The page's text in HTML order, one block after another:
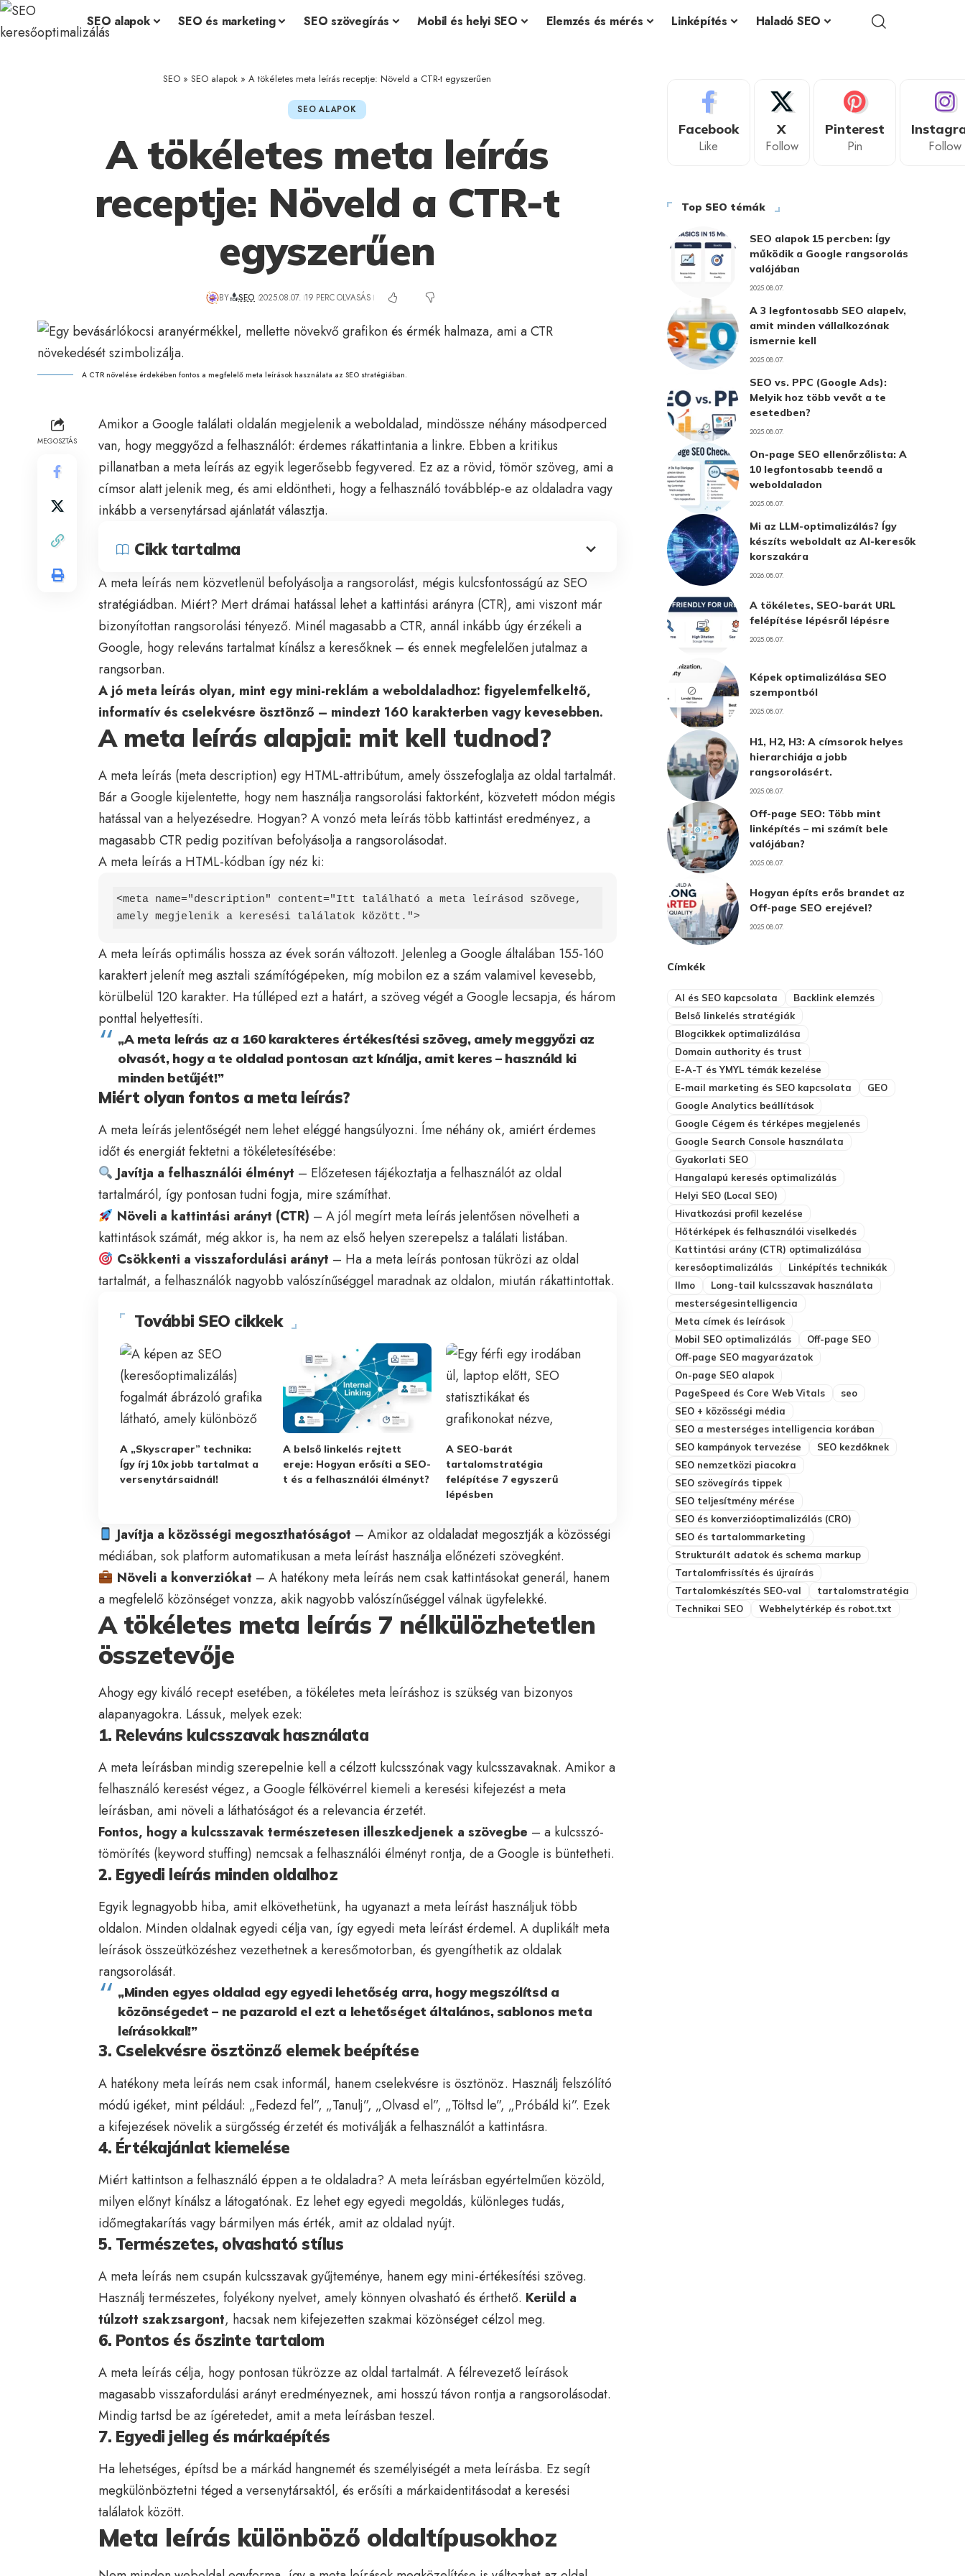
SEO alapok SEO és marketing SEO szövegírás Mobil és helyi SEO Elemzés és mérés Linképítés Haladó SEO
SEO» SEO alapok» A tökéletes meta leírás receptje: Növeld a CTR-t egyszerűen
SEO ALAPOK
A tökéletes meta leírás
receptje: Növeld a CTR-t
egyszerűen
BY SEO 2025.08.07. 19 PERC OLVASÁS
A CTR növelése érdekében fontos a megfelelő meta leírások használata az SEO stratégiában.
MEGOSZTÁS
Amikor a Google találati oldalán megjelenik a weboldalad, mindössze néhány másodperced
van, hogy meggyőzd a felhasználót: érdemes rákattintania a linkre. Ebben a kritikus
pillanatban a meta leírás az egyik legerősebb fegyvered. Ez az a rövid, tömör szöveg, ami a
címsor alatt jelenik meg, és ami eldöntheti, hogy a felhasználó továbblép-e az oldaladra vagy
inkább a versenytársad ajánlatát választja.
Cikk tartalma
A meta leírás nem közvetlenül befolyásolja a rangsorolást, mégis kulcsfontosságú az SEO
stratégiádban. Miért? Mert drámai hatással lehet a kattintási arányra (CTR), ami viszont már
bizonyítottan rangsorolási tényező. Minél magasabb a CTR, annál inkább úgy érzékeli a
Google, hogy releváns tartalmat kínálsz a keresőknek – és ennek megfelelően jutalmaz a
rangsorban.
A jó meta leírás olyan, mint egy mini-reklám a weboldaladhoz: figyelemfelkeltő,
informatív és cselekvésre ösztönző – mindezt 160 karakterben vagy kevesebben.
A meta leírás alapjai: mit kell tudnod?
A meta leírás (meta description) egy HTML-attribútum, amely összefoglalja az oldal tartalmát.
Bár a Google kijelentette, hogy nem használja rangsorolási faktorként, közvetett módon mégis
hatással van a helyezésedre. Hogyan? A vonzó meta leírás több kattintást eredményez, a
magasabb CTR pedig pozitívan befolyásolja a rangsorolásodat.
A meta leírás a HTML-kódban így néz ki:
<meta name="description" content="Itt található a meta leírásod szövege,
amely megjelenik a keresési találatok között.">
A meta leírás optimális hossza az évek során változott. Jelenleg a Google általában 155-160
karaktert jelenít meg asztali számítógépeken, míg mobilon ez a szám valamivel kevesebb,
körülbelül 120 karakter. Ha túlléped ezt a határt, a szöveg végét a Google lecsapja, és három
ponttal helyettesíti.
„A meta leírás az a 160 karakteres értékesítési szöveg, amely meggyőzi az
olvasót, hogy a te oldalad pontosan azt kínálja, amit keres – használd ki
minden betűjét!”
Miért olyan fontos a meta leírás?
A meta leírás jelentőségét nem lehet eléggé hangsúlyozni. Íme néhány ok, amiért érdemes
időt és energiát fektetni a tökéletesítésébe:
Javítja a felhasználói élményt – Előzetesen tájékoztatja a felhasználót az oldal
tartalmáról, így pontosan tudni fogja, mire számíthat.
Növeli a kattintási arányt (CTR) – A jól megírt meta leírás jelentősen növelheti a
kattintások számát, még akkor is, ha nem az első helyen szerepelsz a találati listában.
Csökkenti a visszafordulási arányt – Ha a meta leírás pontosan tükrözi az oldal
tartalmát, a felhasználók nagyobb valószínűséggel maradnak az oldalon, miután rákattintottak.
További SEO cikkek
A „Skyscraper” technika:
Így írj 10x jobb tartalmat a
versenytársaidnál!
A belső linkelés rejtett
ereje: Hogyan erősíti a SEO-
t és a felhasználói élményt?
A SEO-barát
tartalomstratégia
felépítése 7 egyszerű
lépésben
Javítja a közösségi megoszthatóságot – Amikor az oldaladat megosztják a közösségi
médiában, sok platform automatikusan a meta leírást használja előnézeti szövegként.
Növeli a konverziókat – A hatékony meta leírás nem csak kattintásokat generál, hanem
a megfelelő közönséget vonzza, akik nagyobb valószínűséggel válnak ügyfelekké.
A tökéletes meta leírás 7 nélkülözhetetlen
összetevője
Ahogy egy kiváló recept esetében, a tökéletes meta leíráshoz is szükség van bizonyos
alapanyagokra. Lássuk, melyek ezek:
1. Releváns kulcsszavak használata
A meta leírásban mindig szerepelnie kell a célzott kulcsszónak vagy kulcsszavaknak. Amikor a
felhasználó keresést végez, a Google félkövérrel kiemeli a keresési kifejezést a meta
leírásban, ami növeli a láthatóságot és a relevancia érzetét.
Fontos, hogy a kulcsszavak természetesen illeszkedjenek a szövegbe – a kulcsszó-
tömörítés (keyword stuffing) nemcsak a felhasználói élményt rontja, de a Google is büntetheti.
2. Egyedi leírás minden oldalhoz
Egyik legnagyobb hiba, amit elkövethetünk, ha ugyanazt a meta leírást használjuk több
oldalon. Minden oldalnak egyedi célja van, így egyedi meta leírást érdemel. A duplikált meta
leírások összeütközéshez vezethetnek a keresőmotorban, és gyengíthetik az oldalak
rangsorolását.
„Minden egyes oldalad egy egyedi lehetőség arra, hogy megszólítsd a
közönségedet – ne pazarold el ezt a lehetőséget általános, sablonos meta
leírásokkal!”
3. Cselekvésre ösztönző elemek beépítése
A hatékony meta leírás nem csak informál, hanem cselekvésre is ösztönöz. Használj felszólító
módú igéket, mint például: „Fedezd fel”, „Tanulj”, „Olvasd el”, „Töltsd le”, „Próbáld ki”. Ezek
a kifejezések növelik a sürgősség érzetét és motiválják a felhasználót a kattintásra.
4. Értékajánlat kiemelése
Miért kattintson a felhasználó éppen a te oldaladra? A meta leírásban egyértelműen közöld,
milyen előnyt kínálsz a látogatónak. Ez lehet egy egyedi megoldás, különleges tudás,
időmegtakarítás vagy bármilyen más érték, amit az oldalad nyújt.
5. Természetes, olvasható stílus
A meta leírás nem csupán kulcsszavak gyűjteménye, hanem egy mini-értékesítési szöveg.
Használj természetes, folyékony nyelvet, amely könnyen olvasható és érthető. Kerüld a
túlzott szakzsargont, hacsak nem kifejezetten szakmai közönséget célzol meg.
6. Pontos és őszinte tartalom
A meta leírás célja, hogy pontosan tükrözze az oldal tartalmát. A félrevezető leírások
magasabb visszafordulási arányt eredményeznek, ami hosszú távon rontja a rangsorolásodat.
Mindig tartsd be az ígéretedet, amit a meta leírásban teszel.
7. Egyedi jelleg és márkaépítés
Ha lehetséges, építsd be a márkád hangnemét és személyiségét a meta leírásba. Ez segít
megkülönböztetni téged a versenytársaktól, és erősíti a márkaidentitásodat a keresési
találatok között.
Meta leírás különböző oldaltípusokhoz
Facebook
Like
X
Follow
Pinterest
Pin Follow
Top SEO témák
SEO alapok 15 percben: Így
működik a Google rangsorolás
valójában
2025.08.07.
A 3 legfontosabb SEO alapelv,
amit minden vállalkozónak
ismernie kell
2025.08.07.
SEO vs. PPC (Google Ads):
Melyik hoz több vevőt a te
esetedben?
2025.08.07.
On-page SEO ellenőrzőlista: A
10 legfontosabb teendő a
weboldaladon
2025.08.07.
Mi az LLM-optimalizálás? Így
készíts weboldalt az AI-keresők
korszakára
2026.08.07.
A tökéletes, SEO-barát URL
felépítése lépésről lépésre
2025.08.07.
Képek optimalizálása SEO
szempontból
2025.08.07.
H1, H2, H3: A címsorok helyes
hierarchiája a jobb
rangsorolásért.
2025.08.07.
Off-page SEO: Több mint
linképítés – mi számít bele
valójában?
2025.08.07.
Hogyan építs erős brandet az
Off-page SEO erejével?
2025.08.07.
Címkék
AI és SEO kapcsolata
Backlink elemzés
Belső linkelés stratégiák
Blogcikkek optimalizálása
Domain authority és trust
E-A-T és YMYL témák kezelése
E-mail marketing és SEO kapcsolata
GEO
Google Analytics beállítások
Google Cégem és térképes megjelenés
Google Search Console használata
Gyakorlati SEO
Hangalapú keresés optimalizálás
Helyi SEO (Local SEO)
Hivatkozási profil kezelése
Hőtérképek és felhasználói viselkedés
Kattintási arány (CTR) optimalizálása
keresőoptimalizálás
Linképítés technikák
llmo
Long-tail kulcsszavak használata
mesterségesintelligencia
Meta címek és leírások
Mobil SEO optimalizálás
Off-page SEO
Off-page SEO magyarázatok
On-page SEO alapok
PageSpeed és Core Web Vitals
seo
SEO + közösségi média
SEO a mesterséges intelligencia korában
SEO kampányok tervezése
SEO kezdőknek
SEO nemzetközi piacokra
SEO szövegírás tippek
SEO teljesítmény mérése
SEO és konverzióoptimalizálás (CRO)
SEO és tartalommarketing
Strukturált adatok és schema markup
Tartalomfrissítés és újraírás
Tartalomkészítés SEO-val
tartalomstratégia
Technikai SEO
Webhelytérkép és robot.txt